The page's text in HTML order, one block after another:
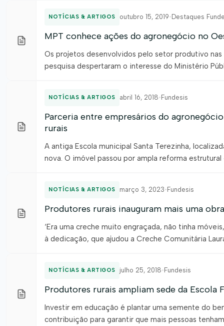
NOTÍCIAS & ARTIGOS outubro 15, 2019• Destaques
MPT conhece ações do agronegócio no
Os projetos desenvolvidos pelo setor produtivo
pesquisa despertaram o interesse do Ministério
NOTÍCIAS & ARTIGOS abril 16, 2018• Fundesis
Parceria entre empresários do
rurais
A antiga Escola municipal Santa Terezinha,
nova. O imóvel passou por ampla reforma
NOTÍCIAS & ARTIGOS março 3, 2023• Fundesis
Produtores rurais inauguram mais uma
‘Era uma creche muito engraçada, não tinha
à dedicação, que ajudou a Creche Comunitária
NOTÍCIAS & ARTIGOS julho 25, 2018• Fundesis
Produtores rurais ampliam sede da Escola
Investir em educação é plantar uma semente do
contribuição para garantir que mais pessoas